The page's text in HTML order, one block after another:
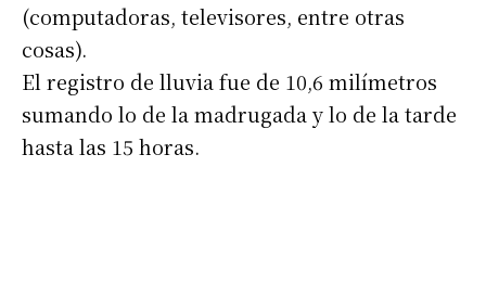
(computadoras, televisores, entre otras
cosas).
El registro de lluvia fue de 10,6 milímetros
sumando lo de la madrugada y lo de la tarde
hasta las 15 horas.